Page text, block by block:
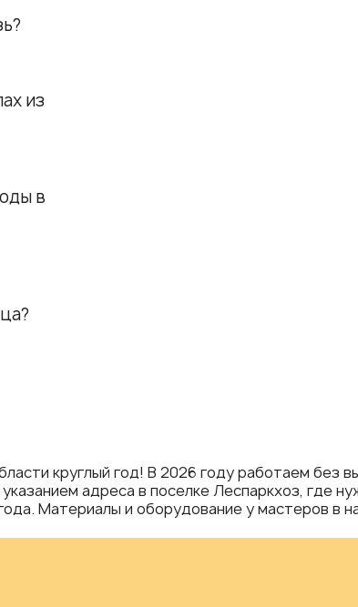
из
в
круглый год! В 2026 году работаем без
адреса в поселке Леспаркхоз, где
Материалы и оборудование у мастеров в